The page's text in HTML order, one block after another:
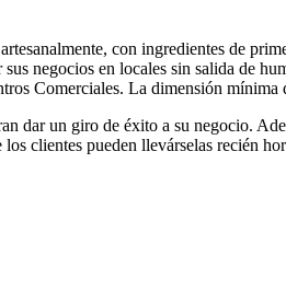
con ingredientes de
negocios en locales sin salida de
Comerciales. La dimensión mínima
dar un giro de éxito a su negocio.
clientes pueden llevárselas recién